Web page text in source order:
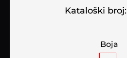
Kataloški broj:
Boja